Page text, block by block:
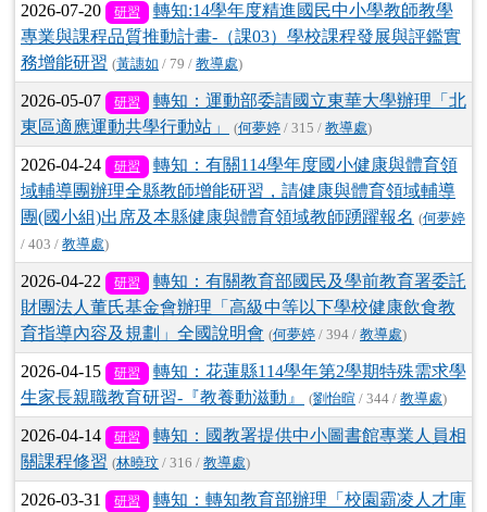
2026-07-20 研習
轉知:14學年度精進國民中小學教師教學
專業與課程品質推動計畫-（課03）學校課程發展與評鑑實
務增能研習 (黃譓如 / 79 / 教導處)
2026-05-07 研習
轉知：運動部委請國立東華大學辦理「北
東區適應運動共學行動站」
(何夢婷 / 315 / 教導處)
2026-04-24 研習
轉知：有關114學年度國小健康與體育領
域輔導團辦理全縣教師增能研習，請健康與體育領域輔導
團(國小組)出席及本縣健康與體育領域教師踴躍報名 (何夢婷
/ 403 / 教導處)
2026-04-22 研習
轉知：有關教育部國民及學前教育署委託
財團法人董氏基金會辦理「高級中等以下學校健康飲食教
育指導內容及規劃」全國說明會 (何夢婷 / 394 / 教導處)
2026-04-15 研習
轉知：花蓮縣114學年第2學期特殊需求學
生家長親職教育研習-『教養動滋動』
(劉怡暄 / 344 / 教導處)
2026-04-14 研習
轉知：國教署提供中小圖書館專業人員相
關課程修習 (林曉玟 / 316 / 教導處)
2026-03-31 研習 轉知：轉知教育部辦理「校園霸凌人才庫